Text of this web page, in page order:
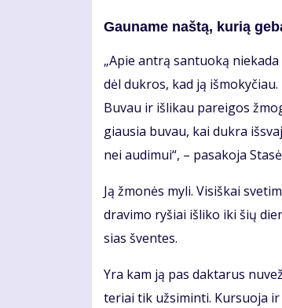
Gau­na­me naš­tą, ku­rią
„Apie an­trą san­tuo­ką
dėl duk­ros, kad ją
Bu­vau ir iš­li­kau pa­rei­gos
giau­sia bu­vau, kai duk­ra
nei au­di­mui“, – pa­sa­ko­ja
Ją žmo­nės my­li. Vi­siš­kai
dra­vi­mo ry­šiai iš­li­ko iki šių
sias šven­tes.
Yra kam ją pas dak­ta­rus
te­riai tik už­si­min­ti. Kur­suo­ja